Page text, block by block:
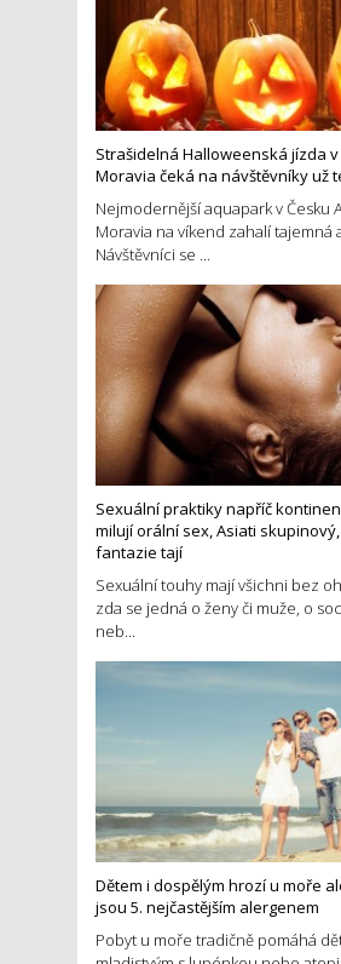
Strašidelná Halloweenská jízda
Moravia čeká na návštěvníky už
Nejmodernější aquapark v Česku
Moravia na víkend zahalí tajemná
Návštěvníci se ...
Sexuální praktiky napříč
milují orální sex, Asiati skupinový,
fantazie tají
Sexuální touhy mají všichni bez
zda se jedná o ženy či muže, o
neb...
Dětem i dospělým hrozí u moře
jsou 5. nejčastějším alergenem
Pobyt u moře tradičně pomáhá